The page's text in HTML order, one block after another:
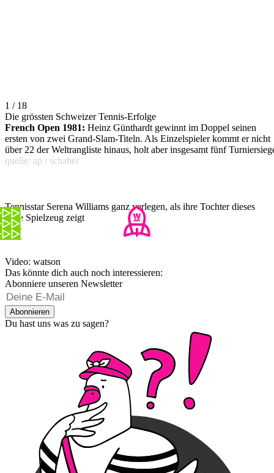
1 / 18
Die grössten Schweizer Tennis-Erfolge
French Open 1981: Heinz Günthardt gewinnt im Doppel seinen
ersten von zwei Grand-Slam-Titeln. Als Einzelspieler kommt er nicht
über 22 der Weltrangliste hinaus, holt aber insgesamt fünf
quelle: ap / schaber
Tennisstar Serena Williams ganz verlegen, als ihre Tochter dieses
neue Spielzeug zeigt
Video: watson
Das könnte dich auch noch interessieren:
Abonniere unseren Newsletter
Abonnieren
Du hast uns was zu sagen?